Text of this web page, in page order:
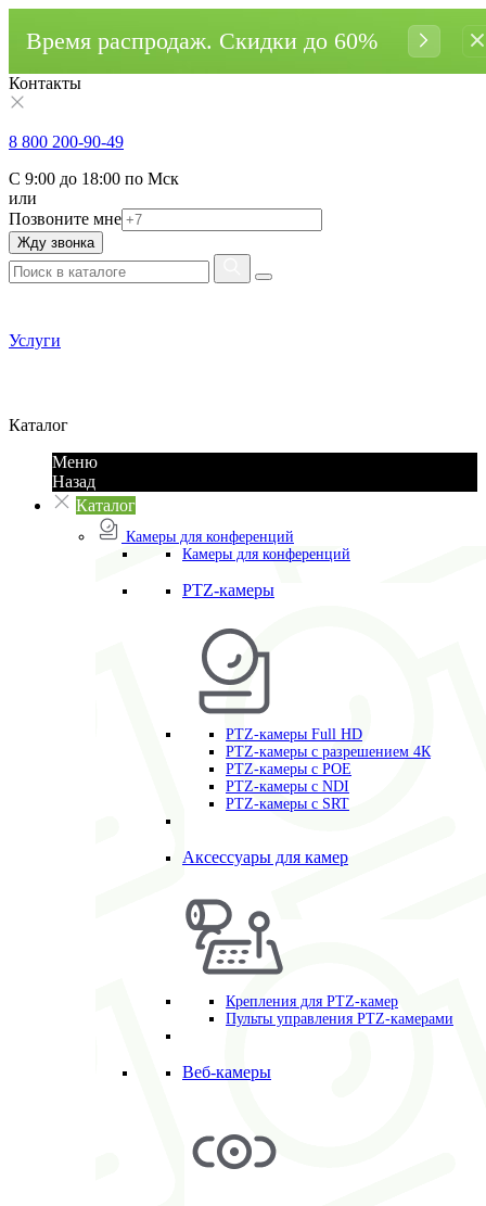
Время распродаж. Cкидки до 60%
Контакты
8 800 200-90-49
С 9:00 до 18:00 по Мск
или
Позвоните мне
Жду звонка
Услуги
Каталог
Меню
Назад
Каталог
Камеры для конференций
Камеры для конференций
PTZ-камеры
PTZ-камеры Full HD
PTZ-камеры с разрешением 4К
PTZ-камеры с POE
PTZ-камеры c NDI
PTZ-камеры с SRT
Аксессуары для камер
Крепления для PTZ-камер
Пульты управления PTZ-камерами
Веб-камеры